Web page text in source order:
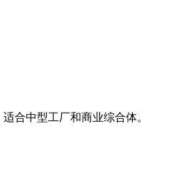
合中型工厂和商业综合体。